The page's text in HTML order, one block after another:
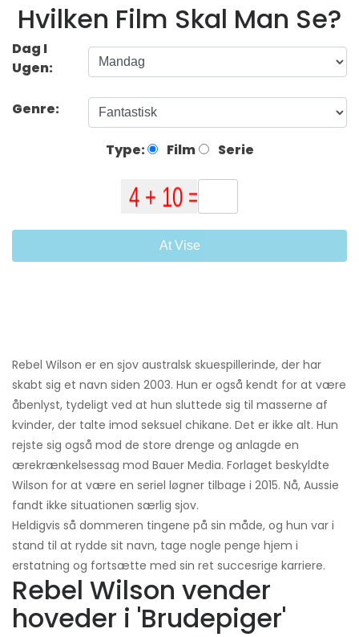
Hvilken Film Skal Man Se?
Dag I
Ugen:
Genre:
Type: Film Serie
At Vise
Rebel Wilson er en sjov australsk skuespillerinde, der har
skabt sig et navn siden 2003. Hun er også kendt for at være
åbenlyst, tydeligt ved at hun sluttede sig til masserne af
kvinder, der talte imod seksuel chikane. Det er ikke alt. Hun
rejste sig også mod de store drenge og anlagde en
ærekrænkelsessag mod Bauer Media. Forlaget beskyldte
Wilson for at være en seriel løgner tilbage i 2015. Nå, Aussie
fandt ikke situationen særlig sjov.
Heldigvis så dommeren tingene på sin måde, og hun var i
stand til at rydde sit navn, tage nogle penge hjem i
erstatning og fortsætte med sin ret succesrige karriere.
Rebel Wilson vender
hoveder i 'Brudepiger'